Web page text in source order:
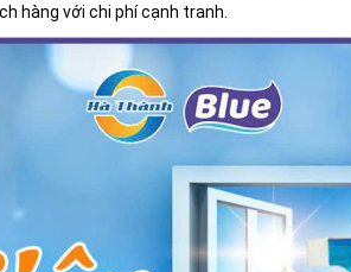
hàng với chi phí cạnh tranh.